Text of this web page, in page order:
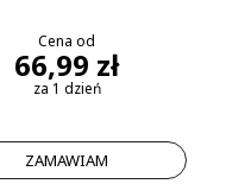
Cena od
66,99 zł
za 1 dzień
ZAMAWIAM